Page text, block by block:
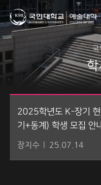
국
2025학년도 K-장기
기+동계) 학생 모집 안
장지수 25.07.14